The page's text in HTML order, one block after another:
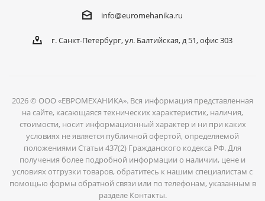
info@euromehanika.ru
г. Санкт-Петербург, ул. Балтийская, д 51, офис 303
2026 © ООО «ЕВРОМЕХАНИКА». Вся информация представленная
на сайте, касающаяся технических характеристик, наличия,
стоимости, носит информационный характер и ни при каких
условиях не является публичной офертой, определяемой
положениями Статьи 437(2) Гражданского кодекса РФ. Для
получения более подробной информации о наличии, цене и
условиях отгрузки товаров, обратитесь к нашим специалистам с
помощью формы обратной связи или по телефонам, указанным в
разделе Контакты.